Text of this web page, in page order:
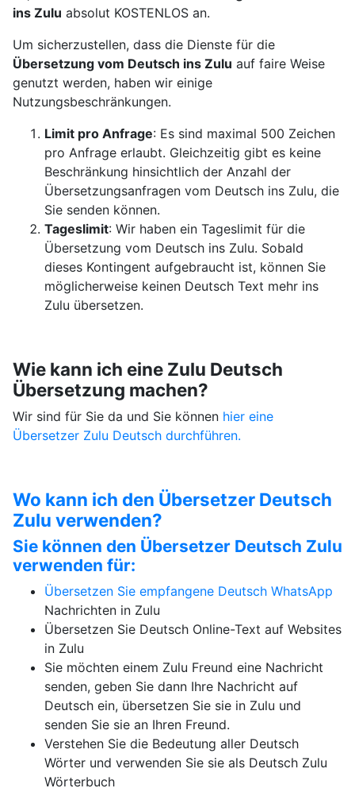
ins Zulu absolut KOSTENLOS an.
Um sicherzustellen, dass die Dienste für die
Übersetzung vom Deutsch ins Zulu auf faire Weise
genutzt werden, haben wir einige
Nutzungsbeschränkungen.
Limit pro Anfrage: Es sind maximal 500 Zeichen
pro Anfrage erlaubt. Gleichzeitig gibt es keine
Beschränkung hinsichtlich der Anzahl der
Übersetzungsanfragen vom Deutsch ins Zulu, die
Sie senden können.
Tageslimit: Wir haben ein Tageslimit für die
Übersetzung vom Deutsch ins Zulu. Sobald
dieses Kontingent aufgebraucht ist, können Sie
möglicherweise keinen Deutsch Text mehr ins
Zulu übersetzen.
Wie kann ich eine Zulu Deutsch
Übersetzung machen?
Wir sind für Sie da und Sie können hier eine
Übersetzer Zulu Deutsch durchführen.
Wo kann ich den Übersetzer Deutsch
Zulu verwenden?
Sie können den Übersetzer Deutsch Zulu
verwenden für:
Übersetzen Sie empfangene Deutsch WhatsApp
Nachrichten in Zulu
Übersetzen Sie Deutsch Online-Text auf Websites
in Zulu
Sie möchten einem Zulu Freund eine Nachricht
senden, geben Sie dann Ihre Nachricht auf
Deutsch ein, übersetzen Sie sie in Zulu und
senden Sie sie an Ihren Freund.
Verstehen Sie die Bedeutung aller Deutsch
Wörter und verwenden Sie sie als Deutsch Zulu
Wörterbuch